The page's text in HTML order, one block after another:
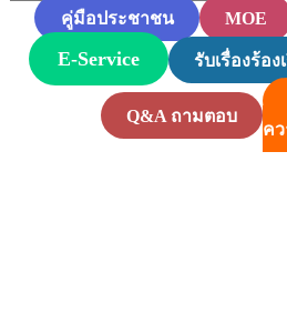
คู่มือประชาชน MOE
E-Service รับเรื่องร้อง
Q&A ถามตอบ
ค